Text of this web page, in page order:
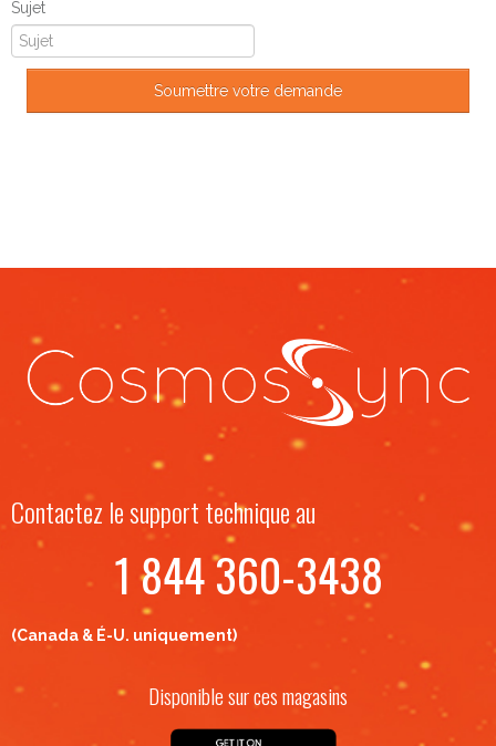
Sujet
Soumettre votre demande
Contactez le support technique au
1 844 360-3438
(Canada & É-U. uniquement)
Disponible sur ces magasins